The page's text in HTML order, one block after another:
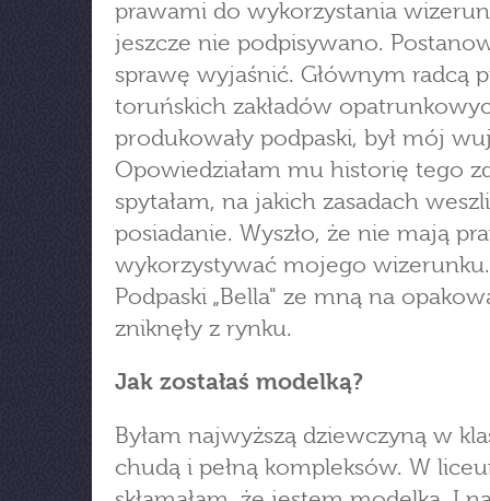
prawami do wykorzystania
jeszcze nie podpisywano.
sprawę wyjaśnić. Głównym radcą
toruńskich zakładów
produkowały podpaski, był mój
Opowiedziałam mu historię tego
spytałam, na jakich zasadach
posiadanie. Wyszło, że nie mają
wykorzystywać mojego wizerunku.
Podpaski „Bella" ze mną na
zniknęły z rynku.
Jak zostałaś modelką?
Byłam najwyższą dziewczyną w
chudą i pełną kompleksów. W